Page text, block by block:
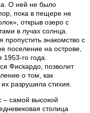
О ней не было
пока в пещере не
открыв озеро с
в лучах солнца.
пропустить знакомство с
поселение на острове,
го года.
Фискардо, позволит
о том, как
разрушила стихия.
– самой высокой
столица